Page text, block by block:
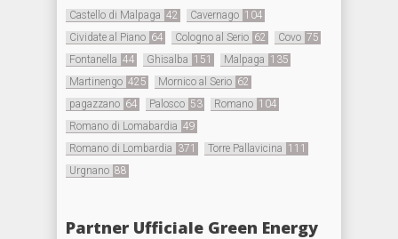
Castello di Malpaga 42 Cavernago 104
Cividate al Piano 64 Cologno al Serio 62 Covo 75
Fontanella 44 Ghisalba 151 Malpaga 135
Martinengo 425 Mornico al Serio 62
pagazzano 64 Palosco 53 Romano 104
Romano di Lomabardia 49
Romano di Lombardia 371 Torre Pallavicina 111
Urgnano 88
Partner Ufficiale Green Energy